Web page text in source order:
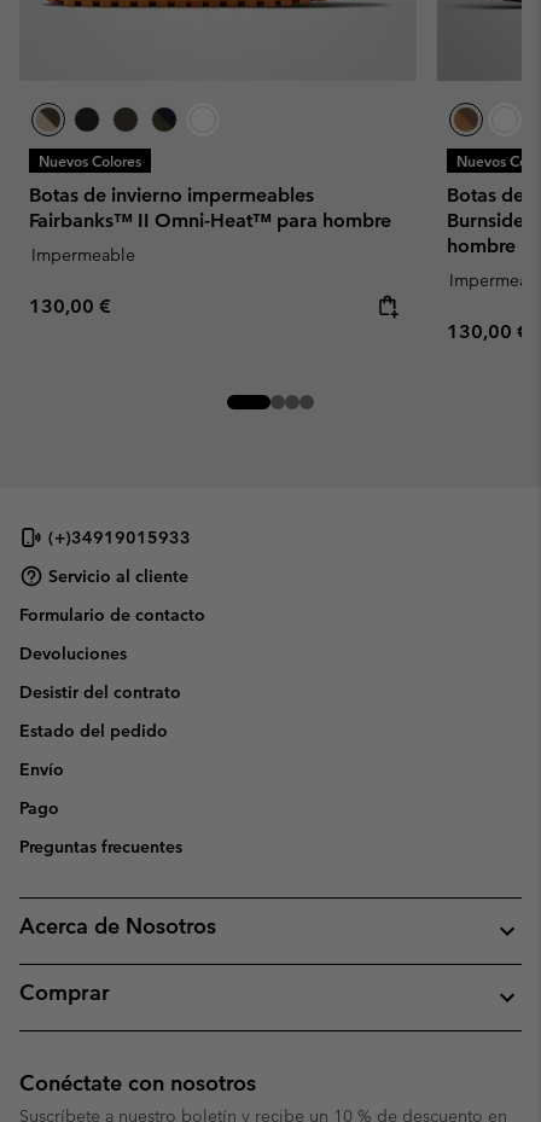
Nuevos Colores
Botas de invierno impermeables
Fairbanks™ II Omni-Heat™ para hombre
Impermeable
Regular price:
130,00 €
Nuevos
Botas de
hombre
Regular
130,00 €
(+)34919015933
Servicio al cliente
Formulario de contacto
Devoluciones
Desistir del contrato
Estado del pedido
Envío
Pago
Preguntas frecuentes
Acerca de Nosotros
Comprar
Conéctate con nosotros
Suscríbete a nuestro boletín y recibe un 10 % de descuento en